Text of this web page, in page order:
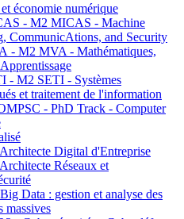
et économie numérique
- M2 MICAS - Machine
CommunicAtions, and Security
- M2 MVA - Mathématiques,
- M2 SETI - Systèmes
et traitement de l'information
- PhD Track - Computer
Digital d'Entreprise
Réseaux et
Data : gestion et analyse des
massives